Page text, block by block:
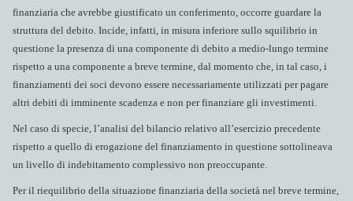
finanziaria che avrebbe giustificato un conferimento, occorre guardare la
struttura del debito. Incide, infatti, in misura inferiore sullo squilibrio in
questione la presenza di una componente di debito a medio-lungo termine
rispetto a una componente a breve termine, dal momento che, in tal caso, i
finanziamenti dei soci devono essere necessariamente utilizzati per pagare
altri debiti di imminente scadenza e non per finanziare gli investimenti.
Nel caso di specie, l’analisi del bilancio relativo all’esercizio precedente
rispetto a quello di erogazione del finanziamento in questione sottolineava
un livello di indebitamento complessivo non preoccupante.
Per il riequilibrio della situazione finanziaria della società nel breve termine,